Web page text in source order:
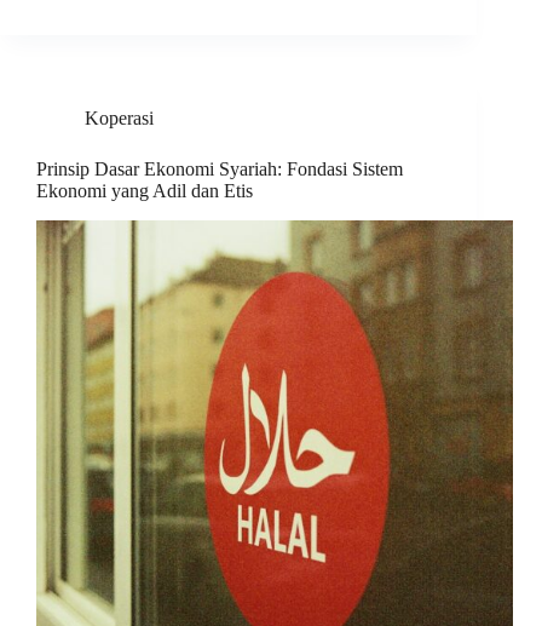
Koperasi
Prinsip Dasar Ekonomi Syariah: Fondasi Sistem
Ekonomi yang Adil dan Etis